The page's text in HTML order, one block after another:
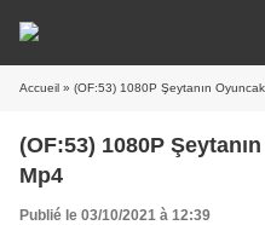
Accueil » (OF:53) 1080P Şeytanın
(OF:53) 1080P
Mp4
Publié le 03/10/2021 à 12:39